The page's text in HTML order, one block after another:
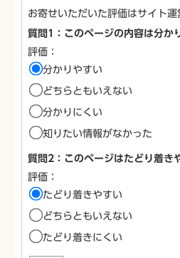
お寄せいただいた評価はサイト運
質問1：このページの内容は分か
評価：
分かりやすい
どちらともいえない
分かりにくい
知りたい情報がなかった
質問2：このページはたどり着き
評価：
たどり着きやすい
どちらともいえない
たどり着きにくい